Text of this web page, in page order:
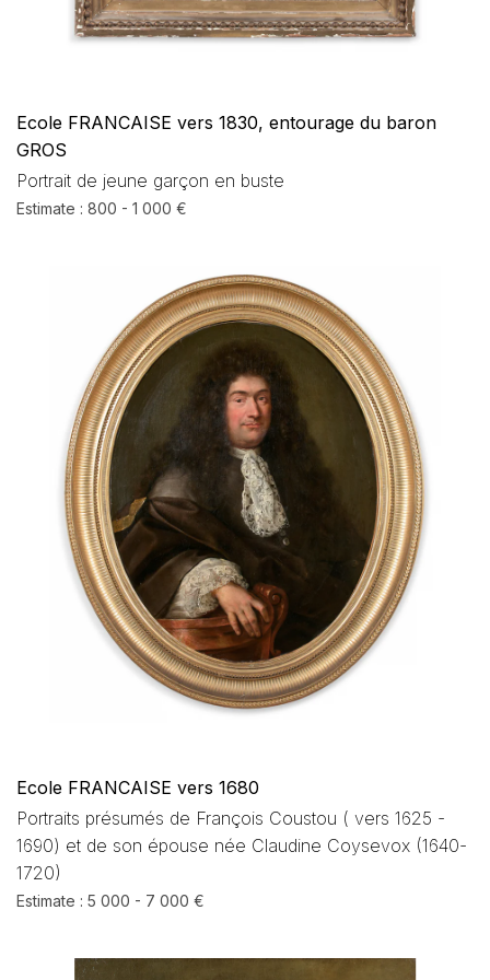
Ecole FRANCAISE vers 1830, entourage du baron
GROS
Portrait de jeune garçon en buste
Estimate : 800 - 1 000 €
Ecole FRANCAISE vers 1680
Portraits présumés de François Coustou ( vers 1625 -
1690) et de son épouse née Claudine Coysevox (1640-
1720)
Estimate : 5 000 - 7 000 €